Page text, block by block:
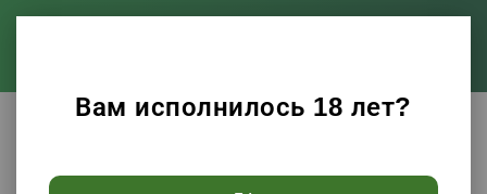
Вам исполнилось 18 лет?